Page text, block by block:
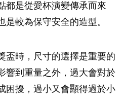
都是從愛杯演變傳承而來
較為保守安全的造型。
盃時，尺寸的選擇是重要的
響到重量之外，過大會對於
困擾，過小又會顯得過於小